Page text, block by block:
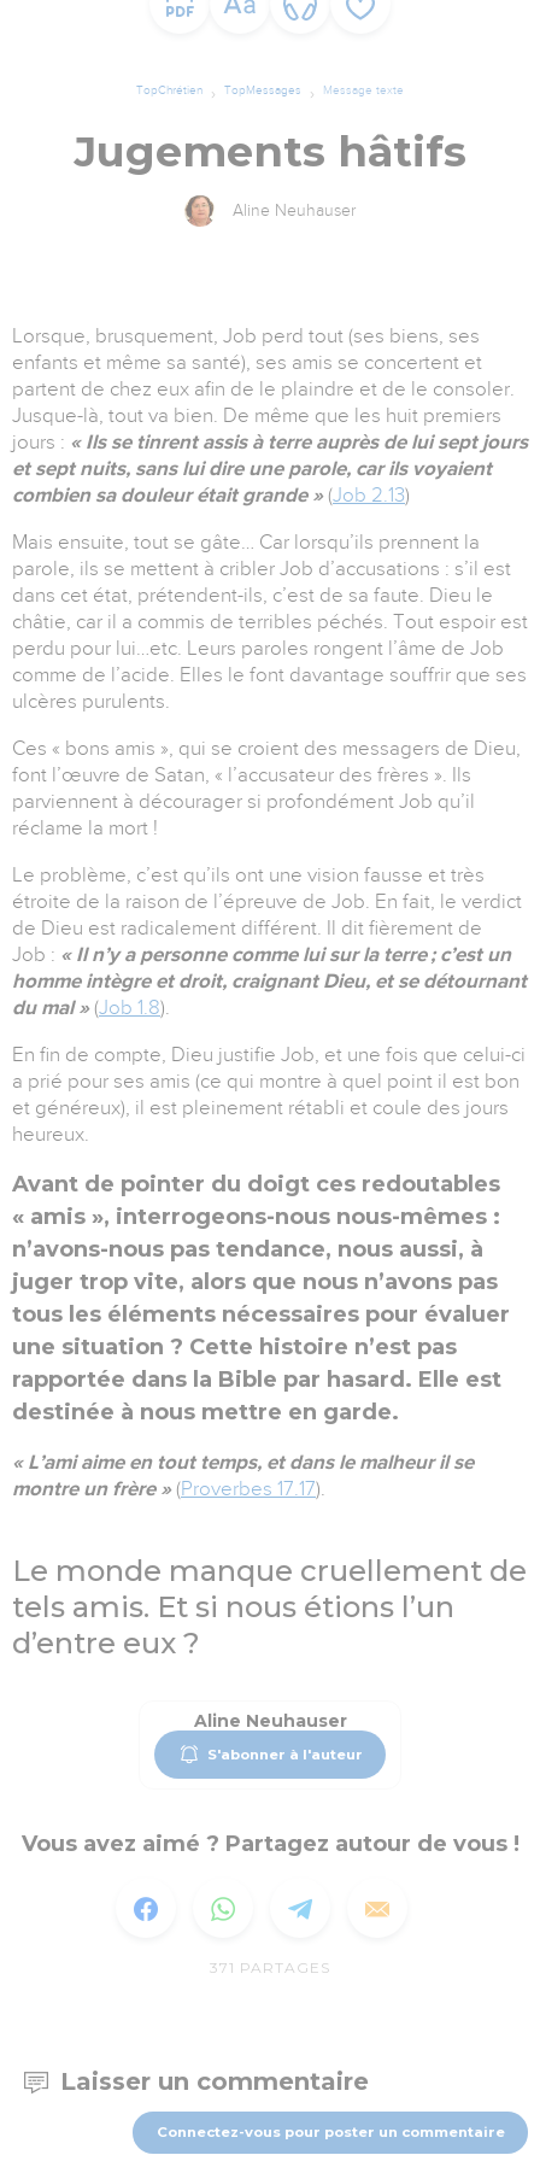
TopChrétien TopMessages Message texte
Jugements hâtifs
Aline Neuhauser
Lorsque, brusquement, Job perd tout (ses biens, ses
enfants et même sa santé), ses amis se concertent et
partent de chez eux afin de le plaindre et de le consoler.
Jusque-là, tout va bien. De même que les huit premiers
jours : « Ils se tinrent assis à terre auprès de lui sept jours
et sept nuits, sans lui dire une parole, car ils voyaient
combien sa douleur était grande » (Job 2.13)
Mais ensuite, tout se gâte… Car lorsqu’ils prennent la
parole, ils se mettent à cribler Job d’accusations : s’il est
dans cet état, prétendent-ils, c’est de sa faute. Dieu le
châtie, car il a commis de terribles péchés. Tout espoir est
perdu pour lui…etc. Leurs paroles rongent l’âme de Job
comme de l’acide. Elles le font davantage souffrir que ses
ulcères purulents.
Ces « bons amis », qui se croient des messagers de Dieu,
font l’œuvre de Satan, « l’accusateur des frères ». Ils
parviennent à décourager si profondément Job qu’il
réclame la mort !
Le problème, c’est qu’ils ont une vision fausse et très
étroite de la raison de l’épreuve de Job. En fait, le verdict
de Dieu est radicalement différent. Il dit fièrement de
Job : « Il n’y a personne comme lui sur la terre ; c’est un
homme intègre et droit, craignant Dieu, et se détournant
du mal » (Job 1.8).
En fin de compte, Dieu justifie Job, et une fois que celui-ci
a prié pour ses amis (ce qui montre à quel point il est bon
et généreux), il est pleinement rétabli et coule des jours
heureux.
Avant de pointer du doigt ces redoutables
« amis », interrogeons-nous nous-mêmes :
n’avons-nous pas tendance, nous aussi, à
juger trop vite, alors que nous n’avons pas
tous les éléments nécessaires pour évaluer
une situation ? Cette histoire n’est pas
rapportée dans la Bible par hasard. Elle est
destinée à nous mettre en garde.
« L’ami aime en tout temps, et dans le malheur il se
montre un frère »(Proverbes 17.17).
Le monde manque cruellement de
tels amis. Et si nous étions l’un
d’entre eux ?
Aline Neuhauser
S'abonner à l'auteur
Vous avez aimé ? Partagez autour de vous !
371 PARTAGES
Laisser un commentaire
Connectez-vous pour poster un commentaire